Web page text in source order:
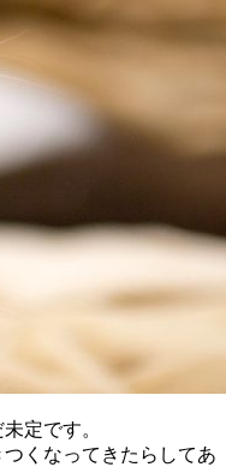
定です。
くなってきたらしてあ